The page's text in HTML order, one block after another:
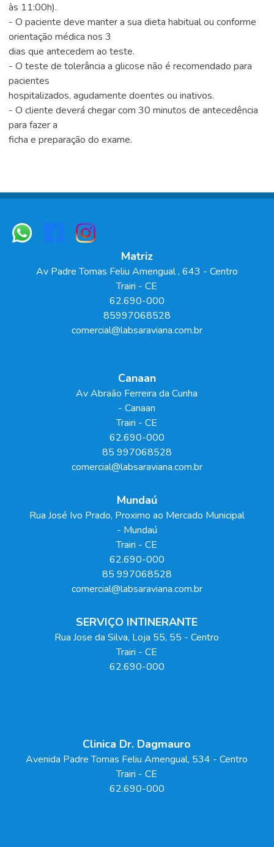
às 11:00h).
- O paciente deve manter a sua dieta habitual ou conforme
orientação médica nos 3
dias que antecedem ao teste.
- O teste de tolerância a glicose não é recomendado para
pacientes
hospitalizados, agudamente doentes ou inativos.
- O cliente deverá chegar com 30 minutos de antecedência
para fazer a
ficha e preparação do exame.
Matriz
Av Padre Tomas Feliu Amengual, 643 - Centro
Trairi -CE
62.690-000
85997068528
comercial@labsaraviana.com.br
Canaan
Av Abraão Ferreira da Cunha
- Canaan
Trairi -CE
62.690-000
85 997068528
comercial@labsaraviana.com.br
Mundaú
Rua José Ivo Prado, Proximo ao Mercado Municipal
- Mundaú
Trairi -CE
62.690-000
85 997068528
comercial@labsaraviana.com.br
SERVIÇO INTINERANTE
Rua Jose da Silva, Loja 55, 55 - Centro
Trairi -CE
62.690-000
Clinica Dr. Dagmauro
Avenida Padre Tomas Feliu Amengual, 534 - Centro
Trairi -CE
62.690-000